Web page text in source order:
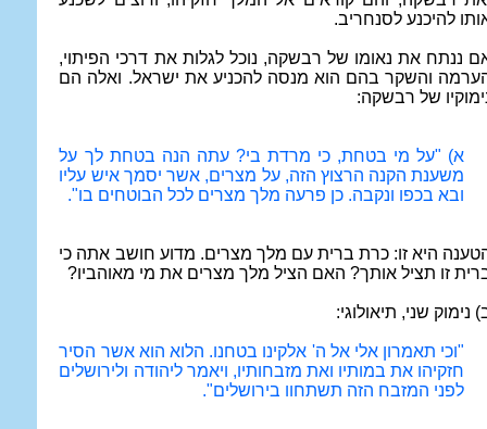
להיכנע לסנחריב.
ננתח את נאומו של רבשקה, נוכל לגלות את דרכי הפיתוי,
והשקר בהם הוא מנסה להכניע את ישראל. ואלה הם
של רבשקה:
א) "על מי בטחת, כי מרדת בי? עתה הנה בטחת לך על
משענת הקנה הרצוץ הזה, על מצרים, אשר יסמך איש עליו
ובא בכפו ונקבה. כן פרעה מלך מצרים לכל הבוטחים בו".
היא זו: כרת ברית עם מלך מצרים. מדוע חושב אתה כי
זו תציל אותך? האם הציל מלך מצרים את מי מאוהביו?
נימוק שני, תיאולוגי:
"וכי תאמרון אלי אל ה' אלקינו בטחנו. הלוא הוא אשר הסיר
חזקיהו את במותיו ואת מזבחותיו, ויאמר ליהודה ולירושלים
לפני המזבח הזה תשתחוו בירושלים".